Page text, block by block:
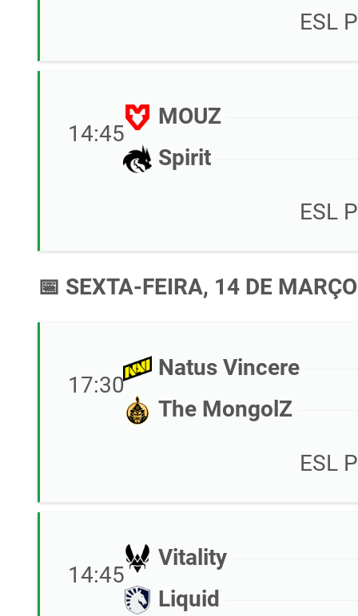
ESL
14:45
MOUZ
Spirit
ESL
📅 SEXTA-FEIRA, 14 DE
17:30
Natus Vincere
The MongolZ
ESL
14:45
Vitality
Liquid